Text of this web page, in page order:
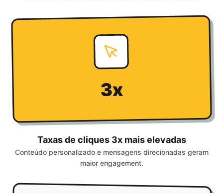
3x
Taxas de cliques 3x mais elevadas
Conteúdo personalizado e mensagens direcionadas geram
maior engagement.